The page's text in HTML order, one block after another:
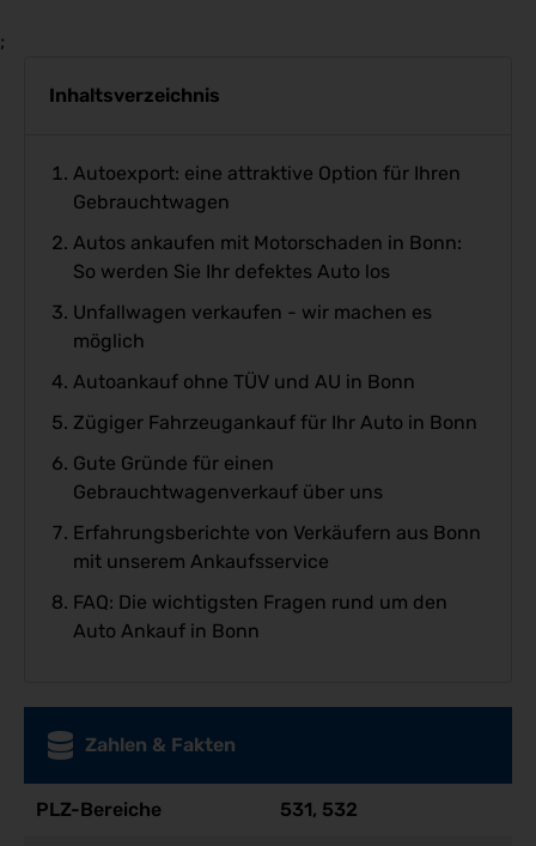
;
Inhaltsverzeichnis
Autoexport: eine attraktive Option für Ihren
Gebrauchtwagen
Autos ankaufen mit Motorschaden in Bonn:
So werden Sie Ihr defektes Auto los
Unfallwagen verkaufen - wir machen es
möglich
Autoankauf ohne TÜV und AU in Bonn
Zügiger Fahrzeugankauf für Ihr Auto in Bonn
Gute Gründe für einen
Gebrauchtwagenverkauf über uns
Erfahrungsberichte von Verkäufern aus Bonn
mit unserem Ankaufsservice
FAQ: Die wichtigsten Fragen rund um den
Auto Ankauf in Bonn
Zahlen & Fakten
PLZ-Bereiche 531, 532